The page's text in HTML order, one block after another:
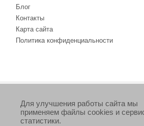
Блог
Контакты
Карта сайта
Политика конфиденциальности
Copyright © 2006-2026.
www.safe77.ru
Данный интернет-сайт носит исключительно
Для улучшения работы сайта мы
применяем файлы cookies и
статистики.